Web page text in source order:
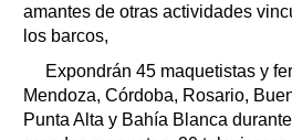
Datos
Edictos
amantes de otras actividades
los barcos,
Expondrán 45 maquetistas y
Mendoza, Córdoba, Rosario,
Punta Alta y Bahía Blanca